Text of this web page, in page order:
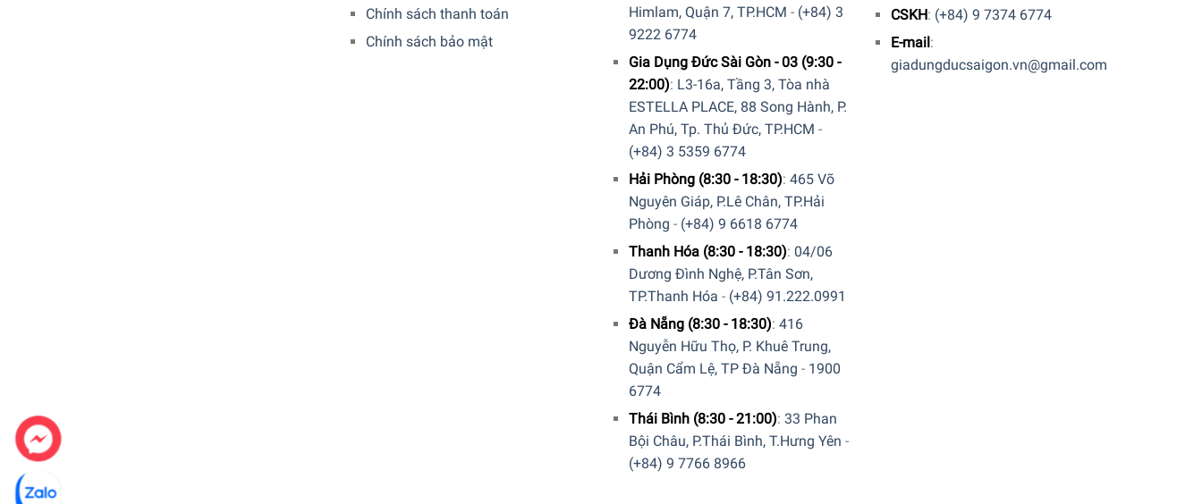
Hai nón ép cho các kích cỡ trái cây khác nhau
Cửa hàng nước trái cây có chức năng dừng
Chính sách thanh toán
Chính sách bảo mật
Himlam, Quận 7, TP.HCM - (+84) 3
9222 6774
Gia Dụng Đức Sài Gòn - 03 (9:30 -
22:00): L3-16a, Tầng 3, Tòa nhà
ESTELLA PLACE, 88 Song Hành, P.
An Phú, Tp. Thủ Đức, TP.HCM -
(+84) 3 5359 6774
Hải Phòng (8:30 - 18:30): 465 Võ
Nguyên Giáp, P.Lê Chân, TP.Hải
Phòng - (+84) 9 6618 6774
Thanh Hóa (8:30 - 18:30): 04/06
Dương Đình Nghệ, P.Tân Sơn,
TP.Thanh Hóa - (+84) 91.222.0991
Đà Nẵng (8:30 - 18:30): 416
Nguyễn Hữu Thọ, P. Khuê Trung,
Quận Cẩm Lệ, TP Đà Nẵng - 1900
6774
Thái Bình (8:30 - 21:00): 33 Phan
Bội Châu, P.Thái Bình, T.Hưng Yên -
(+84) 9 7766 8966
CSKH: (+84) 9 7374 6774
E-mail:
giadungducsaigon.vn@gmail.com